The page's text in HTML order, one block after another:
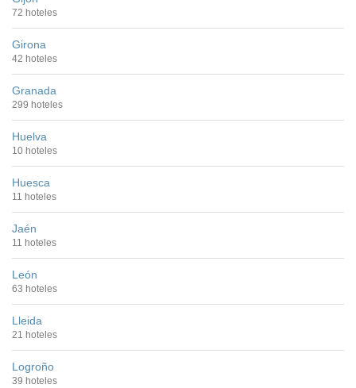
72 hoteles
Girona
42 hoteles
Granada
299 hoteles
Huelva
10 hoteles
Huesca
11 hoteles
Jaén
11 hoteles
León
63 hoteles
Lleida
21 hoteles
Logroño
39 hoteles